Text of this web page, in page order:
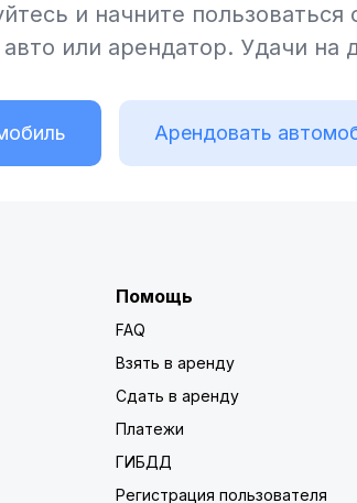
и начните пользоваться
авто или арендатор. Удачи на
Арендовать
Помощь
FAQ
Взять в аренду
Сдать в аренду
Платежи
ГИБДД
Регистрация пользователя